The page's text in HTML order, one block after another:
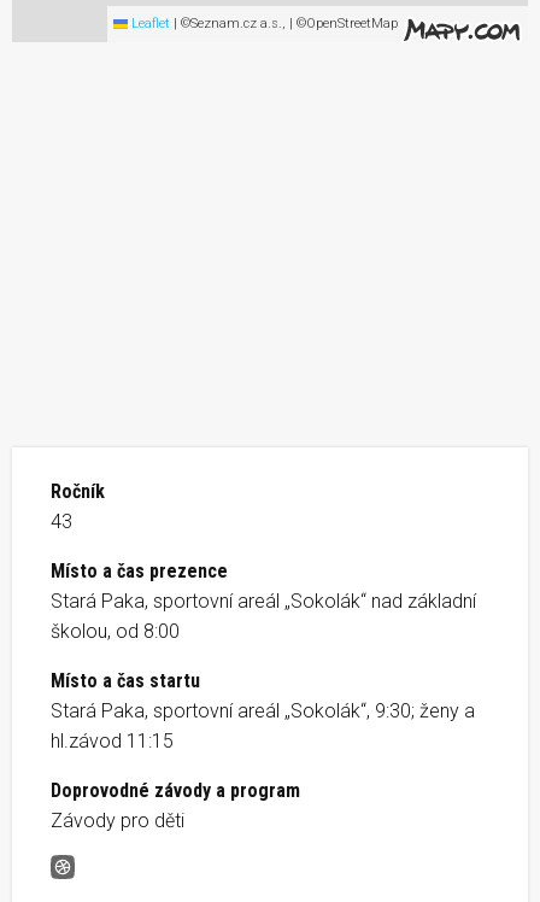
Leaflet | ©Seznam.cz a.s., | ©OpenStreetMap
Ročník
43
Místo a čas prezence
Stará Paka, sportovní areál „Sokolák“ nad základní
školou, od 8:00
Místo a čas startu
Stará Paka, sportovní areál „Sokolák“, 9:30; ženy a
hl.závod 11:15
Doprovodné závody a program
Závody pro děti
Staropacký kros